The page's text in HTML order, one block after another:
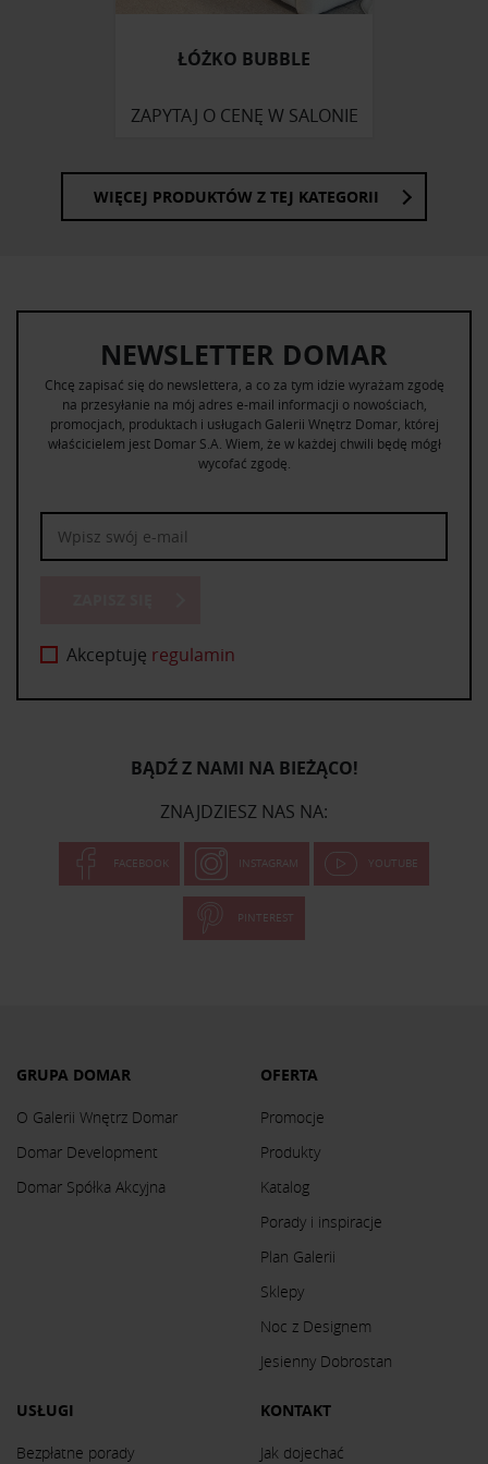
ŁÓŻKO BUBBLE
ZAPYTAJ O CENĘ W SALONIE
WIĘCEJ PRODUKTÓW Z TEJ KATEGORII
NEWSLETTER DOMAR
Chcę zapisać się do newslettera, a co za tym idzie wyrażam zgodę
na przesyłanie na mój adres e-mail informacji o nowościach,
promocjach, produktach i usługach Galerii Wnętrz Domar, której
właścicielem jest Domar S.A. Wiem, że w każdej chwili będę mógł
wycofać zgodę.
Akceptuję regulamin
BĄDŹ Z NAMI NA BIEŻĄCO!
ZNAJDZIESZ NAS NA:
FACEBOOK INSTAGRAM YOUTUBE
PINTEREST
GRUPA DOMAR
O Galerii Wnętrz Domar
Domar Development
Domar Spółka Akcyjna
OFERTA
Promocje
Produkty
Katalog
Porady i inspiracje
Plan Galerii
Sklepy
Noc z Designem
Jesienny Dobrostan
USŁUGI
Bezpłatne porady
KONTAKT
Jak dojechać